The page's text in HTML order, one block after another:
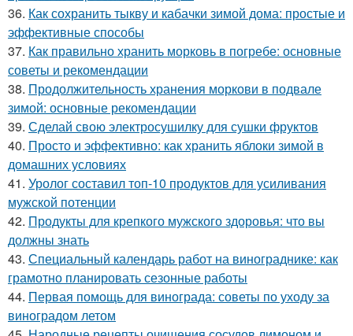
36. Как сохранить тыкву и кабачки зимой дома: простые и
эффективные способы
37. Как правильно хранить морковь в погребе: основные
советы и рекомендации
38. Продолжительность хранения моркови в подвале
зимой: основные рекомендации
39. Сделай свою электросушилку для сушки фруктов
40. Просто и эффективно: как хранить яблоки зимой в
домашних условиях
41. Уролог составил топ-10 продуктов для усиливания
мужской потенции
42. Продукты для крепкого мужского здоровья: что вы
должны знать
43. Специальный календарь работ на винограднике: как
грамотно планировать сезонные работы
44. Первая помощь для винограда: советы по уходу за
виноградом летом